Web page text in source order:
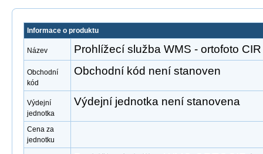
Informace o produktu
Název Prohlížecí služba WMS - ortofoto CIR
Obchodní
kód
Obchodní kód není stanoven
Výdejní
jednotka
Výdejní jednotka není stanovena
Cena za
jednotku